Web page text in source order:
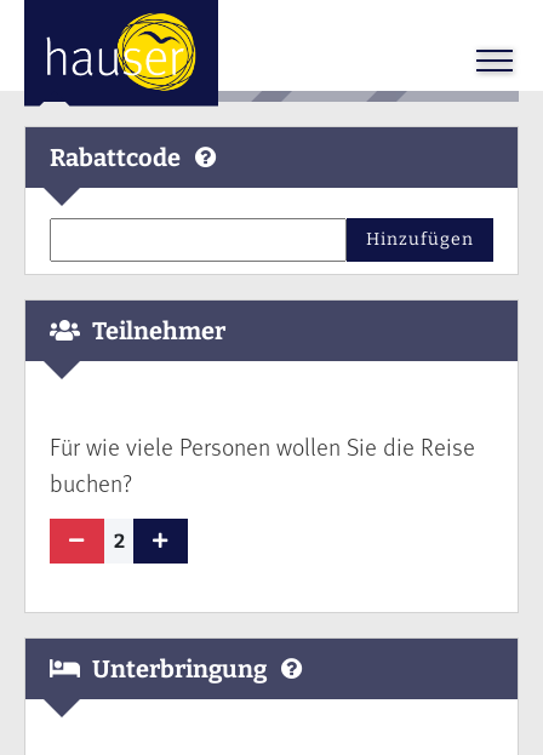
Rabattcode
Hinzufügen
Teilnehmer
Für wie viele Personen wollen Sie die Reise
buchen?
2
Unterbringung